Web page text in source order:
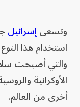
وتسعىإسرائيل
استخدام هذا
والتي أصبحت
الأوكرانية
أخرى من العالم.